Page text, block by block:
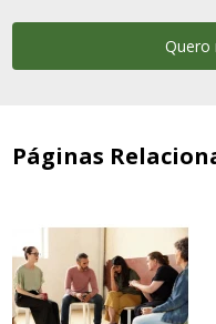
Quero
Páginas